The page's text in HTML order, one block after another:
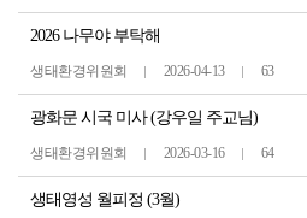
2026 나무야 부탁해
생태환경위원회 2026-04-13 63
광화문 시국 미사 (강우일 주교님)
생태환경위원회 2026-03-16 64
생태영성 월피정 (3월)